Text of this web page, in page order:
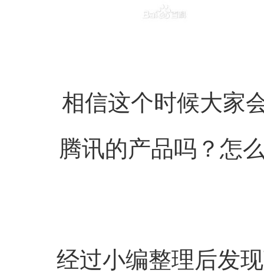
相信这个时候大家
腾讯的产品吗？怎
经过小编整理后发现